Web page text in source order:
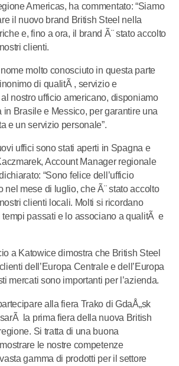
Americas, ha commentato: “Siamo
il nuovo brand British Steel nella
e, fino a ora, il brand Ã¨ stato accolto
clienti.
molto conosciuto in questa parte
di qualitÃ , servizio e
nostro ufficio americano, disponiamo
in Brasile e Messico, per garantire una
e un servizio personale”.
uffici sono stati aperti in Spagna e
Account Manager regionale
“Sono felice dell’ufficio
nel mese di luglio, che Ã¨ stato accolto
clienti locali. Molti si ricordano
passati e lo associano a qualitÃ e
a Katowice dimostra che British Steel
dell’Europa Centrale e dell’Europa
mercati sono importanti per l’azienda.
alla fiera Trako di GdaÅ„sk
la prima fiera della nuova British
Si tratta di una buona
le nostre competenze
gamma di prodotti per il settore